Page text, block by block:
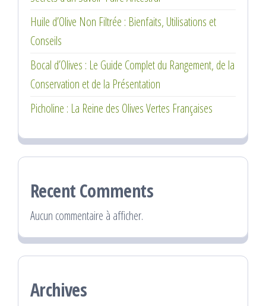
Huile d’Olive Non Filtrée : Bienfaits, Utilisations et
Conseils
Bocal d’Olives : Le Guide Complet du Rangement, de la
Conservation et de la Présentation
Picholine : La Reine des Olives Vertes Françaises
Recent Comments
Aucun commentaire à afficher.
Archives